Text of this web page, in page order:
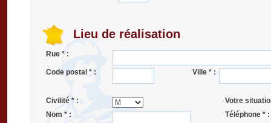
Lieu de réalisation
Rue * :
Code postal * : Ville * :
Civilité * :
Votre
Nom * :
Téléphone * :